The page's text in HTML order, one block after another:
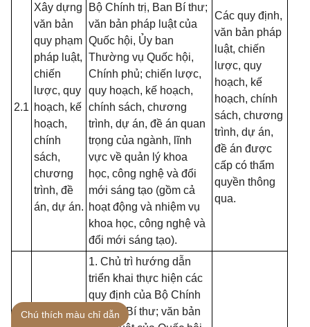
2.1
Xây dựng
văn bản
quy phạm
pháp luật,
chiến
lược, quy
hoạch, kế
hoạch,
chính
sách,
chương
trình, đề
án, dự án.
Bộ Chính trị, Ban Bí thư;
văn bản pháp luật của
Quốc hội, Ủy ban
Thường vụ Quốc hội,
Chính phủ; chiến lược,
quy hoạch, kế hoạch,
chính sách, chương
trình, dự án, đề án quan
trọng của ngành, lĩnh
vực về quản lý khoa
học, công nghệ và đổi
mới sáng tạo (gồm cả
hoạt động và nhiệm vụ
khoa học, công nghệ và
đổi mới sáng tạo).
Các quy định,
văn bản pháp
luật, chiến
lược, quy
hoạch, kế
hoạch, chính
sách, chương
trình, dự án,
đề án được
cấp có thẩm
quyền thông
qua.
1. Chủ trì hướng dẫn
triển khai thực hiện các
quy định của Bộ Chính
trị, Ban Bí thư; văn bản
Chú thích màu chỉ dẫn